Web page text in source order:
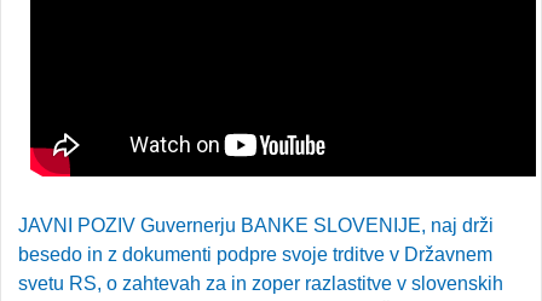
JAVNI POZIV Guvernerju BANKE SLOVENIJE, naj drži
besedo in z dokumenti podpre svoje trditve v Državnem
svetu RS, o zahtevah za in zoper razlastitve v slovenskih